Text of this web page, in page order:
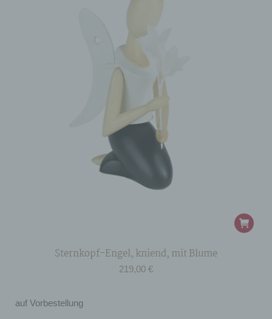
Sternkopf-Engel, kniend, mit Blume
219,00 €
auf Vorbestellung